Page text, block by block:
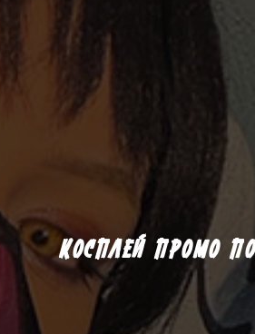
КОСПЛЕЙ ПРОМО